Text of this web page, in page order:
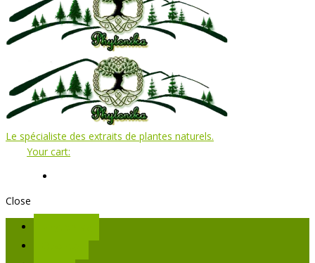
Le spécialiste des extraits de plantes naturels.
Your cart:
Close